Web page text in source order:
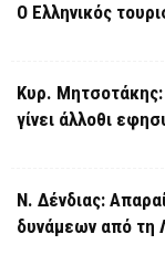
Ο Ελληνικός
Κυρ. Μητσοτάκης:
γίνει άλλοθι
Ν. Δένδιας:
δυνάμεων από τη